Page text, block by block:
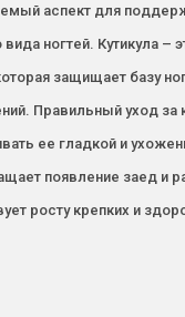
аспект для
вида ногтей. Кутикула –
защищает базу
Правильный уход за
ее гладкой и
появление заед и
росту крепких и